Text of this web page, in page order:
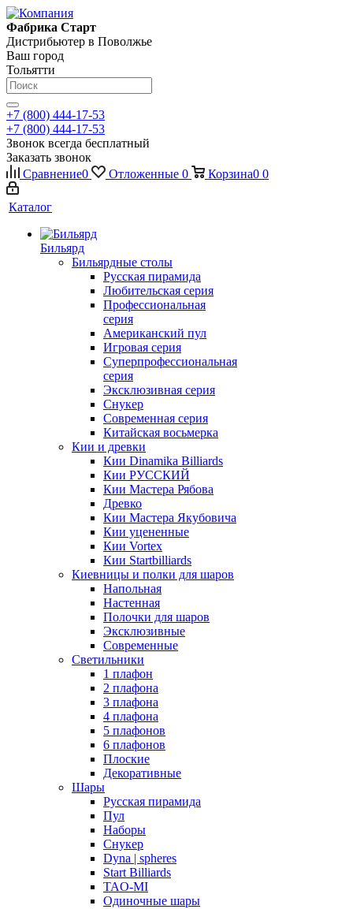
Фабрика Старт
Дистрибьютер в Поволжье
Ваш город
Тольятти
+7 (800) 444-17-53
+7 (800) 444-17-53
Звонок всегда бесплатный
Заказать звонок
Сравнение0 Отложенные 0 Корзина0 0
Каталог
Бильярд
Бильярдные столы
Русская пирамида
Любительская серия
Профессиональная
серия
Американский пул
Игровая серия
Суперпрофессиональная
серия
Эксклюзивная серия
Снукер
Современная серия
Китайская восьмерка
Кии и древки
Кии Dinamika Billiards
Кии РУССКИЙ
Кии Мастера Рябова
Древко
Кии Мастера Якубовича
Кии уцененные
Кии Vortex
Кии Startbilliards
Киевницы и полки для шаров
Напольная
Настенная
Полочки для шаров
Эксклюзивные
Современные
Светильники
1 плафон
2 плафона
3 плафона
4 плафона
5 плафонов
6 плафонов
Плоские
Декоративные
Шары
Русская пирамида
Пул
Наборы
Снукер
Dyna | spheres
Start Billiards
TAO-MI
Одиночные шары